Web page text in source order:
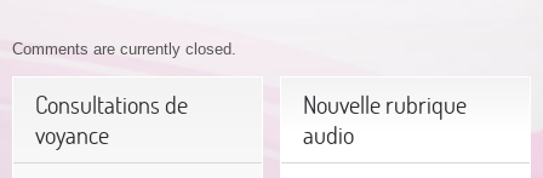
Comments are currently closed.
Consultations de
voyance
Nouvelle rubrique
audio